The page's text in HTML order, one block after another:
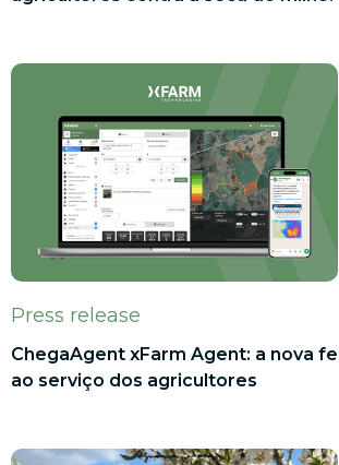
Press release
ChegaAgent xFarm Agent: a nova
ao serviço dos agricultores